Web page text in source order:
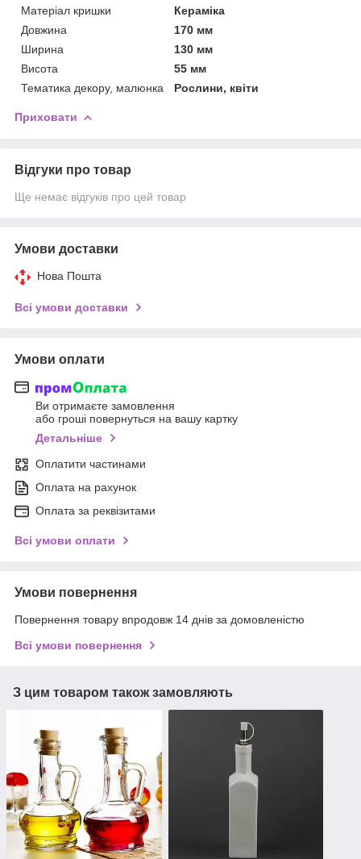
Матеріал кришки
Кераміка
Довжина
170 мм
Ширина
130 мм
Висота
55 мм
Тематика декору, малюнка
Рослини, квіти
Приховати
Відгуки про товар
Ще немає відгуків про цей товар
Умови доставки
Нова Пошта
Всі умови доставки
Умови оплати
Ви отримаєте замовлення
або гроші повернуться на вашу картку
Детальніше
Оплатити частинами
Оплата на рахунок
Оплата за реквізитами
Всі умови оплати
Умови повернення
Повернення товару впродовж 14 днів за домовленістю
Всі умови повернення
З цим товаром також замовляють